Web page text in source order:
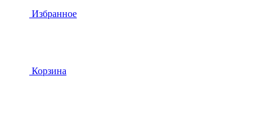
Избранное
Корзина